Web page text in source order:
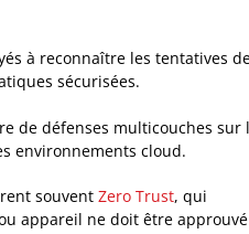
à reconnaître les tentatives
sécurisées.
de défenses multicouches sur
environnements cloud.
souvent Zero Trust, qui
appareil ne doit être approuvé